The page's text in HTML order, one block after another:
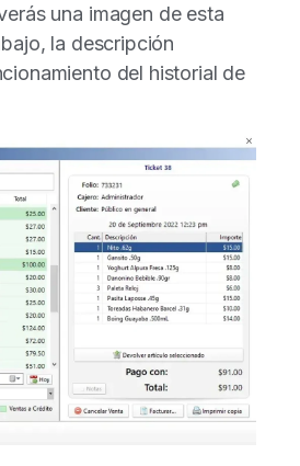
una imagen de esta
la descripción
del historial de